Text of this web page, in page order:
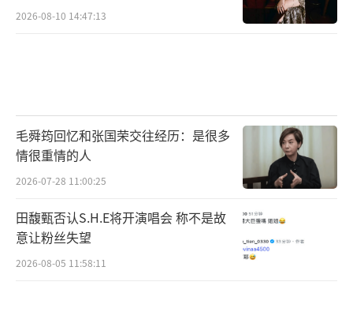
2026-08-10 14:47:13
毛舜筠回忆和张国荣交往经历：是很多
情很重情的人
2026-07-28 11:00:25
田馥甄否认S.H.E将开演唱会 称不是故
意让粉丝失望
2026-08-05 11:58:11